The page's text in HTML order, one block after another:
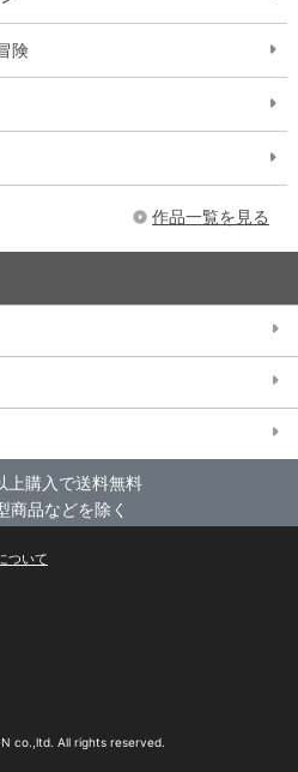
険
作品一覧を見る
上購入で送料無料
商品などを除く
ついて
co.,ltd. All rights reserved.